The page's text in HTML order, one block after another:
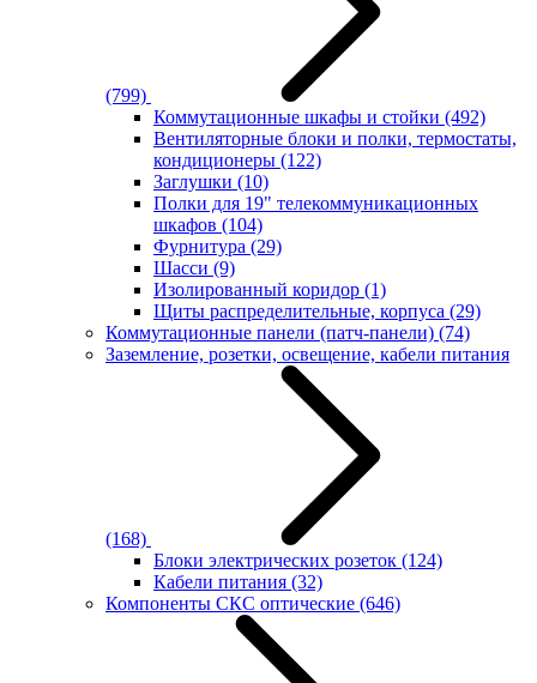
(799)
Коммутационные шкафы и стойки (492)
Вентиляторные блоки и полки, термостаты,
кондиционеры (122)
Заглушки (10)
Полки для 19" телекоммуникационных
шкафов (104)
Фурнитура (29)
Шасси (9)
Изолированный коридор (1)
Щиты распределительные, корпуса (29)
Коммутационные панели (патч-панели) (74)
Заземление, розетки, освещение, кабели питания
(168)
Блоки электрических розеток (124)
Кабели питания (32)
Компоненты СКС оптические (646)